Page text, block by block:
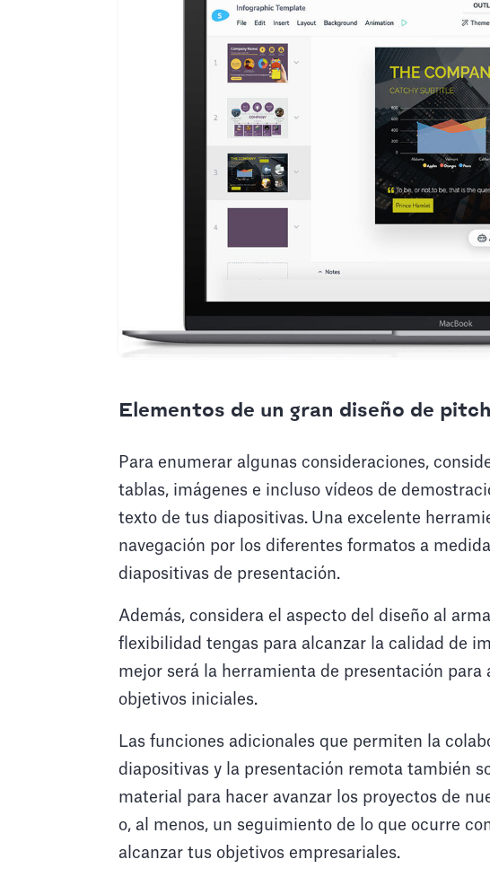
Elementos de un gran diseño de
Para enumerar algunas consideraciones,
tablas, imágenes e incluso vídeos de
texto de tus diapositivas. Una excelente
navegación por los diferentes formatos a
diapositivas de presentación.
Además, considera el aspecto del diseño al
flexibilidad tengas para alcanzar la calidad de
mejor será la herramienta de presentación
objetivos iniciales.
Las funciones adicionales que permiten la
diapositivas y la presentación remota también
material para hacer avanzar los proyectos de
o, al menos, un seguimiento de lo que ocurre
alcanzar tus objetivos empresariales.